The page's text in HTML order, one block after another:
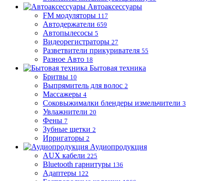
Автоаксессуары
FM модуляторы 117
Автодержатели 659
Автопылесосы 5
Видеорегистраторы 27
Разветвители прикуривателя 55
Разное Авто 18
Бытовая техника
Бритвы 10
Выпрямитель для волос 2
Массажеры 4
Соковыжималки блендеры измельчители 3
Увлажнители 20
Фены 7
Зубные щетки 2
Ирригаторы 2
Аудиопродукция
AUX кабели 225
Bluetooth гарнитуры 136
Адаптеры 122